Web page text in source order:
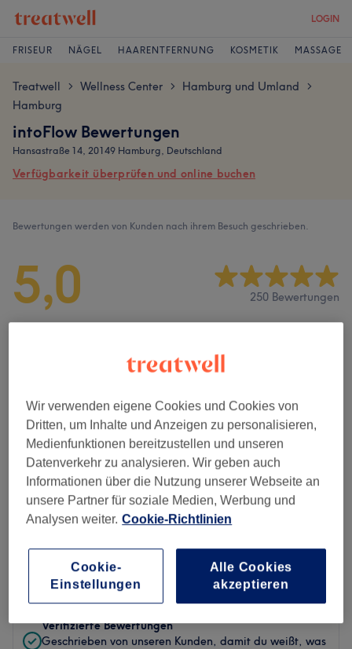
LOGIN
FRISEUR NÄGEL HAARENTFERNUNG KOSMETIK MASSAGE
Treatwell > Wellness Center > Hamburg und Umland >
Hamburg
intoFlow Bewertungen
Hansastraße 14, 20149 Hamburg, Deutschland
Verfügbarkeit überprüfen und online buchen
Bewertungen werden von Kunden nach ihrem Besuch geschrieben.
5,0 250 Bewertungen
Service
Bewertungen filtern
Bewertung Nach Sternen filtern
Verifizierte Bewertungen
Geschrieben von unseren Kunden, damit du weißt, was
Wir verwenden eigene Cookies und Cookies von
Dritten, um Inhalte und Anzeigen zu personalisieren,
Medienfunktionen bereitzustellen und unseren
Datenverkehr zu analysieren. Wir geben auch
Informationen über die Nutzung unserer Webseite an
unsere Partner für soziale Medien, Werbung und
Analysen weiter. Cookie-Richtlinien
Cookie-
Einstellungen
Alle Cookies
akzeptieren